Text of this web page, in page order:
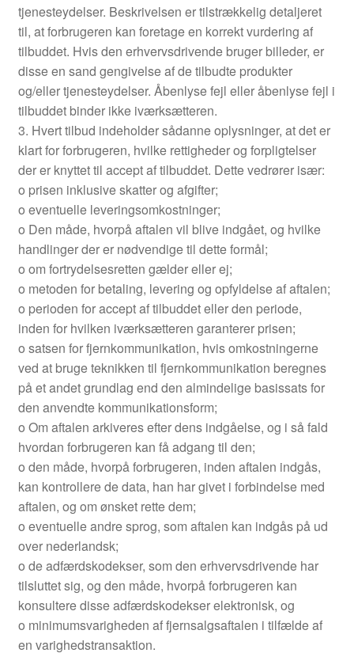
tjenesteydelser. Beskrivelsen er tilstrækkelig detaljeret
til, at forbrugeren kan foretage en korrekt vurdering af
tilbuddet. Hvis den erhvervsdrivende bruger billeder, er
disse en sand gengivelse af de tilbudte produkter
og/eller tjenesteydelser. Åbenlyse fejl eller åbenlyse fejl i
tilbuddet binder ikke iværksætteren.
3. Hvert tilbud indeholder sådanne oplysninger, at det er
klart for forbrugeren, hvilke rettigheder og forpligtelser
der er knyttet til accept af tilbuddet. Dette vedrører især:
o prisen inklusive skatter og afgifter;
o eventuelle leveringsomkostninger;
o Den måde, hvorpå aftalen vil blive indgået, og hvilke
handlinger der er nødvendige til dette formål;
o om fortrydelsesretten gælder eller ej;
o metoden for betaling, levering og opfyldelse af aftalen;
o perioden for accept af tilbuddet eller den periode,
inden for hvilken iværksætteren garanterer prisen;
o satsen for fjernkommunikation, hvis omkostningerne
ved at bruge teknikken til fjernkommunikation beregnes
på et andet grundlag end den almindelige basissats for
den anvendte kommunikationsform;
o Om aftalen arkiveres efter dens indgåelse, og i så fald
hvordan forbrugeren kan få adgang til den;
o den måde, hvorpå forbrugeren, inden aftalen indgås,
kan kontrollere de data, han har givet i forbindelse med
aftalen, og om ønsket rette dem;
o eventuelle andre sprog, som aftalen kan indgås på ud
over nederlandsk;
o de adfærdskodekser, som den erhvervsdrivende har
tilsluttet sig, og den måde, hvorpå forbrugeren kan
konsultere disse adfærdskodekser elektronisk, og
o minimumsvarigheden af fjernsalgsaftalen i tilfælde af
en varighedstransaktion.